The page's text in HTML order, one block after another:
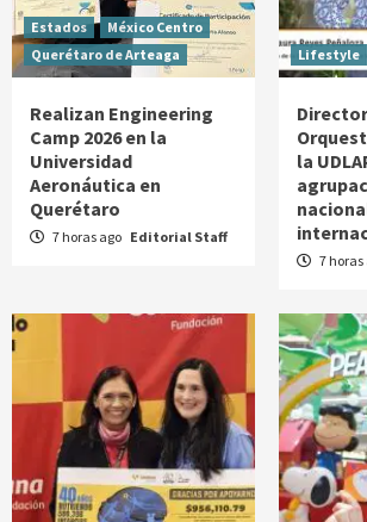
Estados
México Centro
Querétaro de Arteaga
Realizan Engineering
Camp 2026 en la
Universidad
Aeronáutica en
Querétaro
7 horas ago Editorial Staff
Lifestyle
la
7 horas